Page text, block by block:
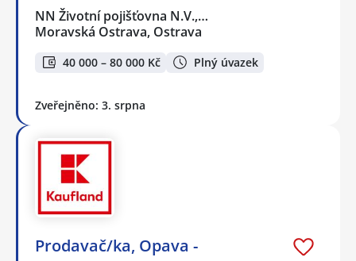
NN Životní pojišťovna N.V.,…
Moravská Ostrava, Ostrava
40 000 – 80 000 Kč Plný úvazek
Zveřejněno: 3. srpna
Prodavač/ka, Opava -